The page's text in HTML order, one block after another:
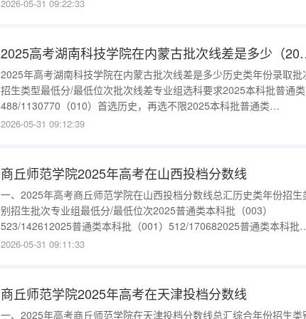
2026-05-31 09:22:33
2025高考湖南科
2025年高考湖南科技学院在内蒙古批次线差是多少历史类年份录取批
招生类型最低分/最低位次批次线差专业组选科要求2025本科批普通类
488/1130770（010）首选历史，再选不限2025本科批普通类
484/1180766（001）首选历史，再选不限更多数据请进入：
2026-05-31 09:12:39
商丘师范学院2025年高考在山西投档分数线
一、2025年高考商丘师范学院在山西投档分数线总汇历史类年份招生
别招生批次专业组最低分/最低位次2025普通类本科批（003）
523/142612025普通类本科批（001）512/170682025普通类本科批
（002）500/20270更多数据请进入：{$cate_url}物理类年份招生类别
2026-05-31 09:11:33
商丘师范学院2025年高考在天津投档分数线
一、2025年高考商丘师范学院在天津投档分数线总汇综合年份招生类